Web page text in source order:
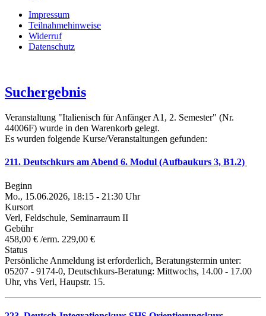
Impressum
Teilnahmehinweise
Widerruf
Datenschutz
Suchergebnis
Veranstaltung "Italienisch für Anfänger A1, 2. Semester" (Nr.
44006F) wurde in den Warenkorb gelegt.
Es wurden folgende Kurse/Veranstaltungen gefunden:
211. Deutschkurs am Abend 6. Modul (Aufbaukurs 3, B1.2)
Beginn
Mo., 15.06.2026, 18:15 - 21:30 Uhr
Kursort
Verl, Feldschule, Seminarraum II
Gebühr
458,00 € /erm. 229,00 €
Status
Persönliche Anmeldung ist erforderlich, Beratungstermin unter:
05207 - 9174-0, Deutschkurs-Beratung: Mittwochs, 14.00 - 17.00
Uhr, vhs Verl, Haupstr. 15.